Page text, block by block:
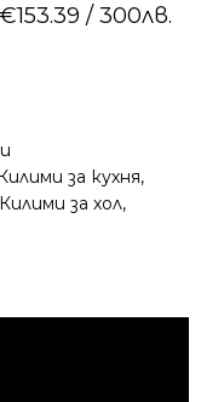
/ 300лв.
за кухня,
Килими за хол,